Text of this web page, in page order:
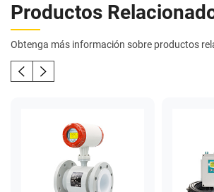
Productos
Obtenga más información sobre productos